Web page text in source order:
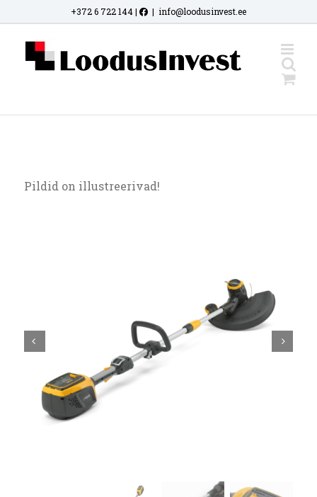
to
content
+372 6 722 144| | info@loodusinvest.ee
Pildid on illustreerivad!